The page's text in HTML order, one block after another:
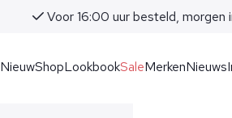
Voor 16:00 uur besteld, morgen
NieuwShopLookbookSaleMerkenNieuws